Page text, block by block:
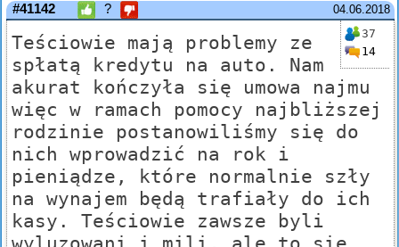
04.06.2018
#41142 ?
37
14
Teściowie mają problemy ze
spłatą kredytu na auto. Nam
akurat kończyła się umowa najmu
więc w ramach pomocy najbliższej
rodzinie postanowiliśmy się do
nich wprowadzić na rok i
pieniądze, które normalnie szły
na wynajem będą trafiały do ich
kasy. Teściowie zawsze byli